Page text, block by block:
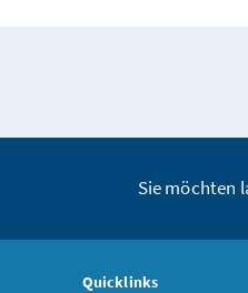
Sie möchten
Quicklinks